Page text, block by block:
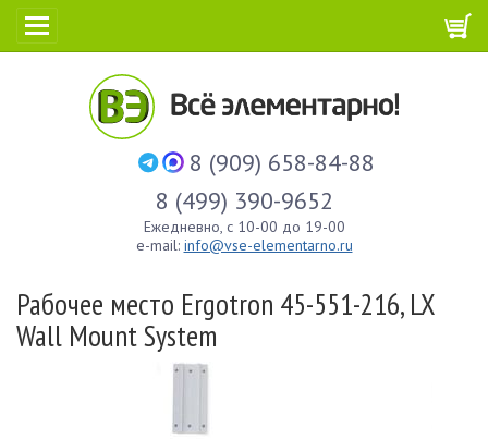
8 (909) 658-84-88
8 (499) 390-9652
Ежедневно, с 10-00 до 19-00
e-mail: info@vse-elementarno.ru
Рабочее место Ergotron 45-551-216, LX
Wall Mount System